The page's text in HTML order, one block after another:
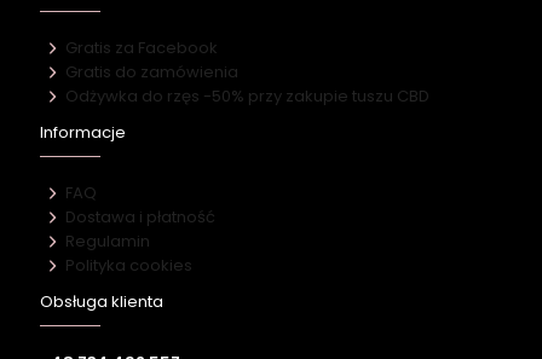
Gratis za Facebook
Gratis do zamówienia
Odżywka do rzęs -50% przy zakupie tuszu CBD
Informacje
FAQ
Dostawa i płatność
Regulamin
Polityka cookies
Obsługa klienta